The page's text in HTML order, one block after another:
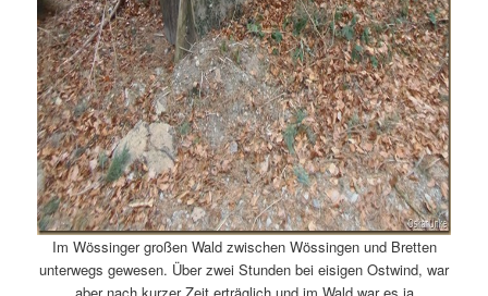
Im Wössinger großen Wald zwischen Wössingen und Bretten
unterwegs gewesen. Über zwei Stunden bei eisigen Ostwind, war